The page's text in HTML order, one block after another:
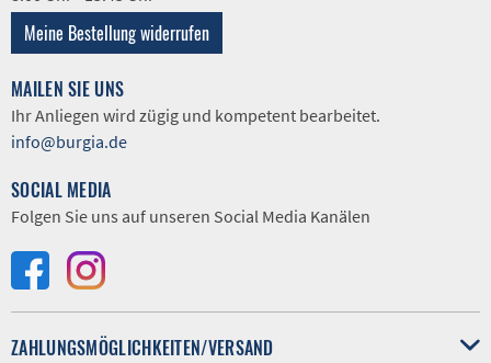
Meine Bestellung widerrufen
MAILEN SIE UNS
Ihr Anliegen wird zügig und kompetent bearbeitet.
info@burgia.de
SOCIAL MEDIA
Folgen Sie uns auf unseren Social Media Kanälen
ZAHLUNGSMÖGLICHKEITEN/VERSAND